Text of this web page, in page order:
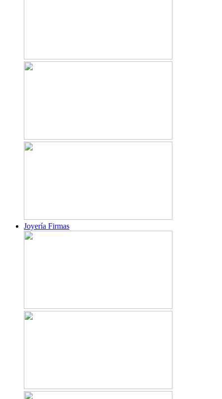
Joyería Firmas